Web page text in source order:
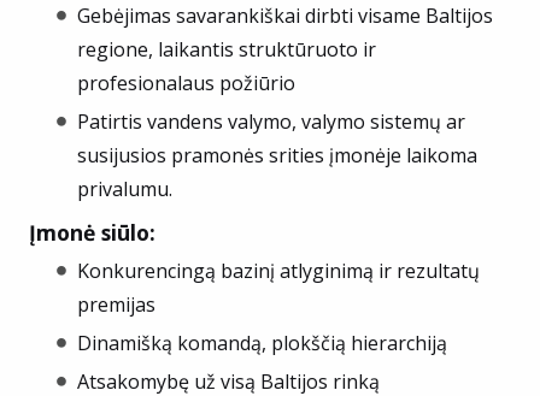
Gebėjimas savarankiškai dirbti visame Baltijos
regione, laikantis struktūruoto ir
profesionalaus požiūrio
Patirtis vandens valymo, valymo sistemų ar
susijusios pramonės srities įmonėje laikoma
privalumu.
Įmonė siūlo:
Konkurencingą bazinį atlyginimą ir rezultatų
premijas
Dinamišką komandą, plokščią hierarchiją
Atsakomybę už visą Baltijos rinką